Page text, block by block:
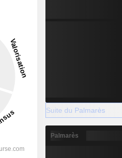
Suite du Palmarès
Palmarès